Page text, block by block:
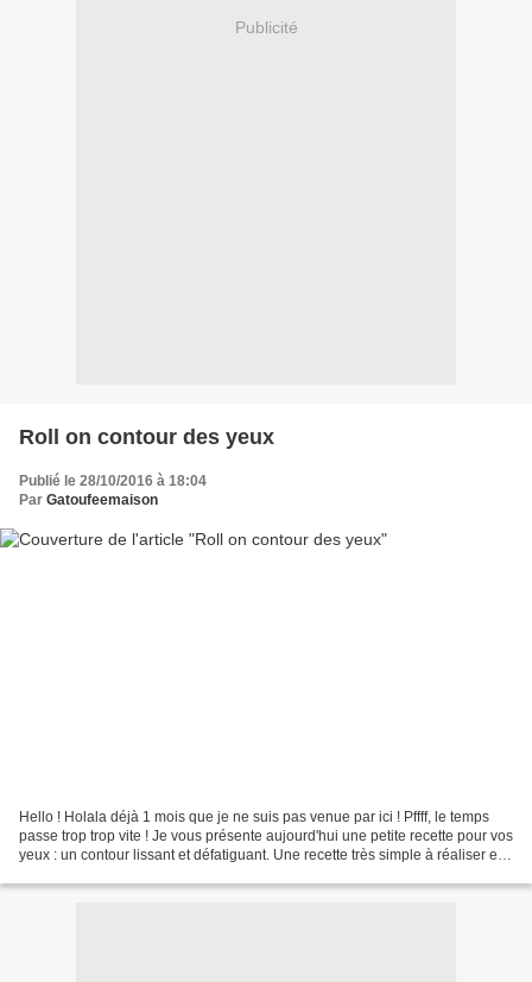
Publicité
Roll on contour des yeux
Publié le 28/10/2016 à 18:04
Par Gatoufeemaison
Hello ! Holala déjà 1 mois que je ne suis pas venue par ici ! Pffff, le temps
passe trop trop vite ! Je vous présente aujourd'hui une petite recette pour vos
yeux : un contour lissant et défatiguant. Une recette très simple à réaliser et